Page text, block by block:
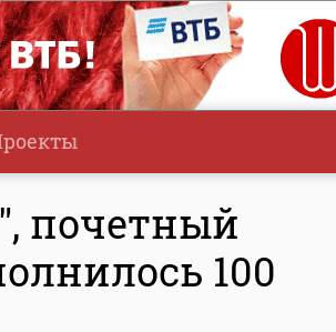
почетный
100